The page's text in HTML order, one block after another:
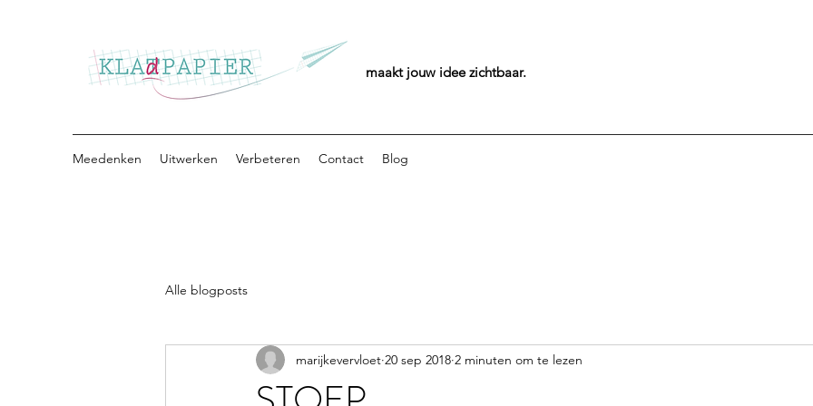
maakt jouw ideezichtbaar.
Meedenken Uitwerken Verbeteren Contact Blog
Alle blogposts
marijkevervloet 20 sep 2018 2 minuten om te lezen